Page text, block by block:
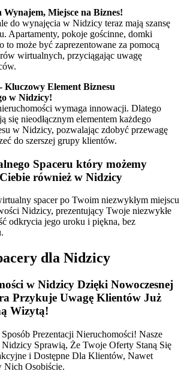
Wynajem, Miejsce na Biznes!
do wynajęcia w Nidzicy teraz mają szansę
Apartamenty, pokoje gościnne, domki
to może być zaprezentowane za pomocą
wirtualnych, przyciągając uwagę
Kluczowy Element Biznesu
w Nidzicy!
wymaga innowacji. Dlatego
się nieodłącznym elementem każdego
w Nidzicy, pozwalając zdobyć przewagę
do szerszej grupy klientów.
Spaceru który możemy
również w Nidzicy
spacer po Twoim niezwykłym miejscu
Nidzicy, prezentujący Twoje niezwykłe
odkrycia jego uroku i piękna, bez
dla Nidzicy
w Nidzicy Dzięki Nowoczesnej
Przykuje Uwagę Klientów Już
Wizytą!
Prezentacji Nieruchomości! Nasze
Sprawią, Że Twoje Oferty Staną Się
i Dostępne Dla Klientów, Nawet
Nich Osobiście.